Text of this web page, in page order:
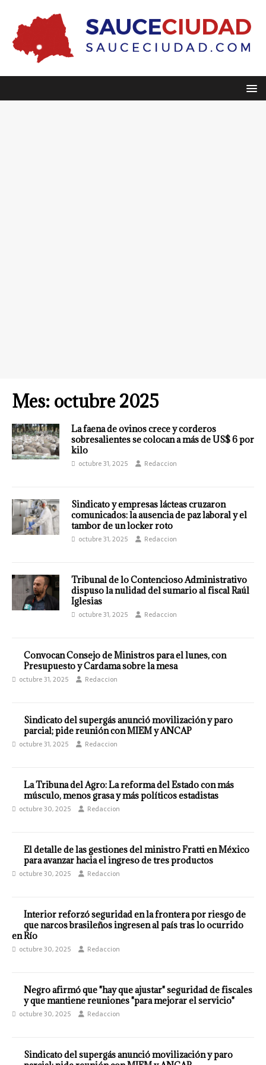
Mes: octubre 2025
La faena de ovinos crece y corderos
sobresalientes se colocan a más de US$ 6 por
kilo
octubre 31, 2025 Redaccion
Sindicato y empresas lácteas cruzaron
comunicados: la ausencia de paz laboral y el
tambor de un locker roto
octubre 31, 2025 Redaccion
Tribunal de lo Contencioso Administrativo
dispuso la nulidad del sumario al fiscal Raúl
Iglesias
octubre 31, 2025 Redaccion
Convocan Consejo de Ministros para el lunes, con
Presupuesto y Cardama sobre la mesa
octubre 31, 2025 Redaccion
Sindicato del supergás anunció movilización y paro
parcial; pide reunión con MIEM y ANCAP
octubre 31, 2025 Redaccion
La Tribuna del Agro: La reforma del Estado con más
músculo, menos grasa y más políticos estadistas
octubre 30, 2025 Redaccion
El detalle de las gestiones del ministro Fratti en México
para avanzar hacia el ingreso de tres productos
octubre 30, 2025 Redaccion
Interior reforzó seguridad en la frontera por riesgo de
que narcos brasileños ingresen al país tras lo ocurrido
en Río
octubre 30, 2025 Redaccion
Negro afirmó que "hay que ajustar" seguridad de fiscales
y que mantiene reuniones "para mejorar el servicio"
octubre 30, 2025 Redaccion
Sindicato del supergás anunció movilización y paro